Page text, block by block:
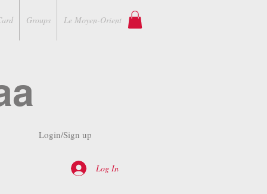
Groups Le Moyen-Orient
Login/Sign up
Log In